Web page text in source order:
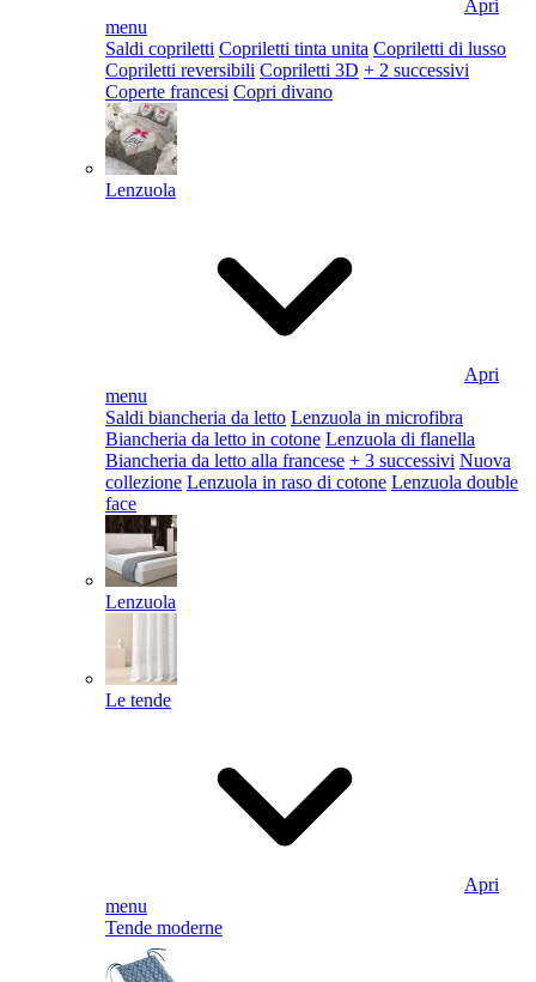
Apri
menu
Saldi copriletti Copriletti tinta unita Copriletti di lusso
Copriletti reversibili Copriletti 3D + 2 successivi
Coperte francesi Copri divano
Lenzuola
Apri
menu
Saldi biancheria da letto Lenzuola in microfibra
Biancheria da letto in cotone Lenzuola di flanella
Biancheria da letto alla francese + 3 successivi Nuova
collezione Lenzuola in raso di cotone Lenzuola double
face
Lenzuola
Le tende
Apri
menu
Tende moderne